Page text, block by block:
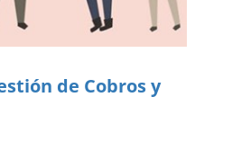
de Cobros y